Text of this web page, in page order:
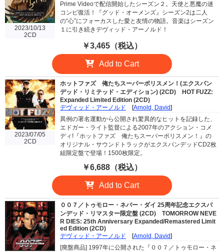
2023/10/13
2CD
Prime Videoで配信開始したシーズン２。天使と悪魔の迷
コンビ復活！『グッド・オーメンズ』シーズン2は二人
の“心”にフォーカスした愛と友情の物語。音楽はシーズン
１に引き続きデヴィッド・アーノルド！
￥3,465（税込）
Add to Cart
2023/07/05
2CD
ホットファズ 俺たちスーパーポリスメン！(エクスパン
デッド・リミテッド・エディション) (2CD)
HOT FUZZ:
Expanded Limited Edition (2CD)
デヴィッド・アーノルド [Arnold, David]
異例の署名運動から公開され驚異的なヒットを記録した、
エドガー・ライト監督による2007年のアクション・コメ
ディ!『ホットファズ 俺たちスーパーポリスメン！』の
オリジナル・サウンドトラックがエクスパンデッドCD2枚
組限定盤で登場！1500枚限定。
￥6,688（税込）
Add to Cart
００７／トゥモロー・ネバー・ダイ 25周年記念エクスパ
ンデッド・リマスター限定盤 (2CD)
TOMORROW NEVE
R DIES: 25th Anniversary Expanded/Remastered Limit
ed Edition (2CD)
デヴィッド・アーノルド [Arnold, David]
[廃盤商品] 1997年に公開された『００７／トゥモロー・ネ